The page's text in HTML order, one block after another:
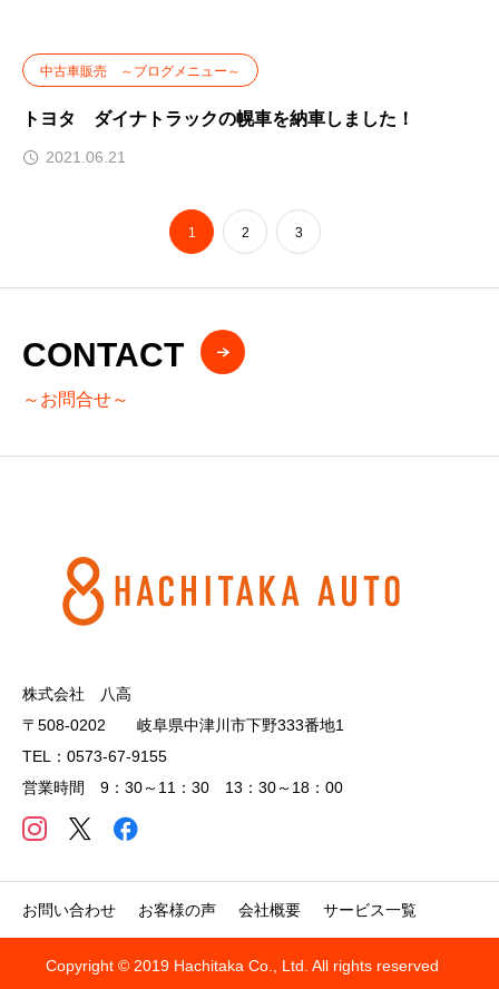
中古車販売 ～ブログメニュー～
トヨタ ダイナトラックの幌車を納車しました！
2021.06.21
1 2 3
CONTACT
～お問合せ～
株式会社 八高
〒508-0202 岐阜県中津川市下野333番地1
TEL：0573-67-9155
営業時間 9：30～11：30 13：30～18：00
お問い合わせ お客様の声 会社概要 サービス一覧
Copyright © 2019 Hachitaka Co., Ltd. All rights reserved